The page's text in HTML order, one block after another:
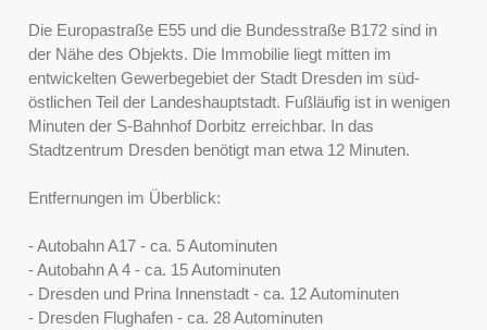
Die Europastraße E55 und die Bundesstraße B172 sind in
der Nähe des Objekts. Die Immobilie liegt mitten im
entwickelten Gewerbegebiet der Stadt Dresden im süd-
östlichen Teil der Landeshauptstadt. Fußläufig ist in wenigen
Minuten der S-Bahnhof Dorbitz erreichbar. In das
Stadtzentrum Dresden benötigt man etwa 12 Minuten.
Entfernungen im Überblick:
- Autobahn A17 - ca. 5 Autominuten
- Autobahn A 4 - ca. 15 Autominuten
- Dresden und Prina Innenstadt - ca. 12 Autominuten
- Dresden Flughafen - ca. 28 Autominuten